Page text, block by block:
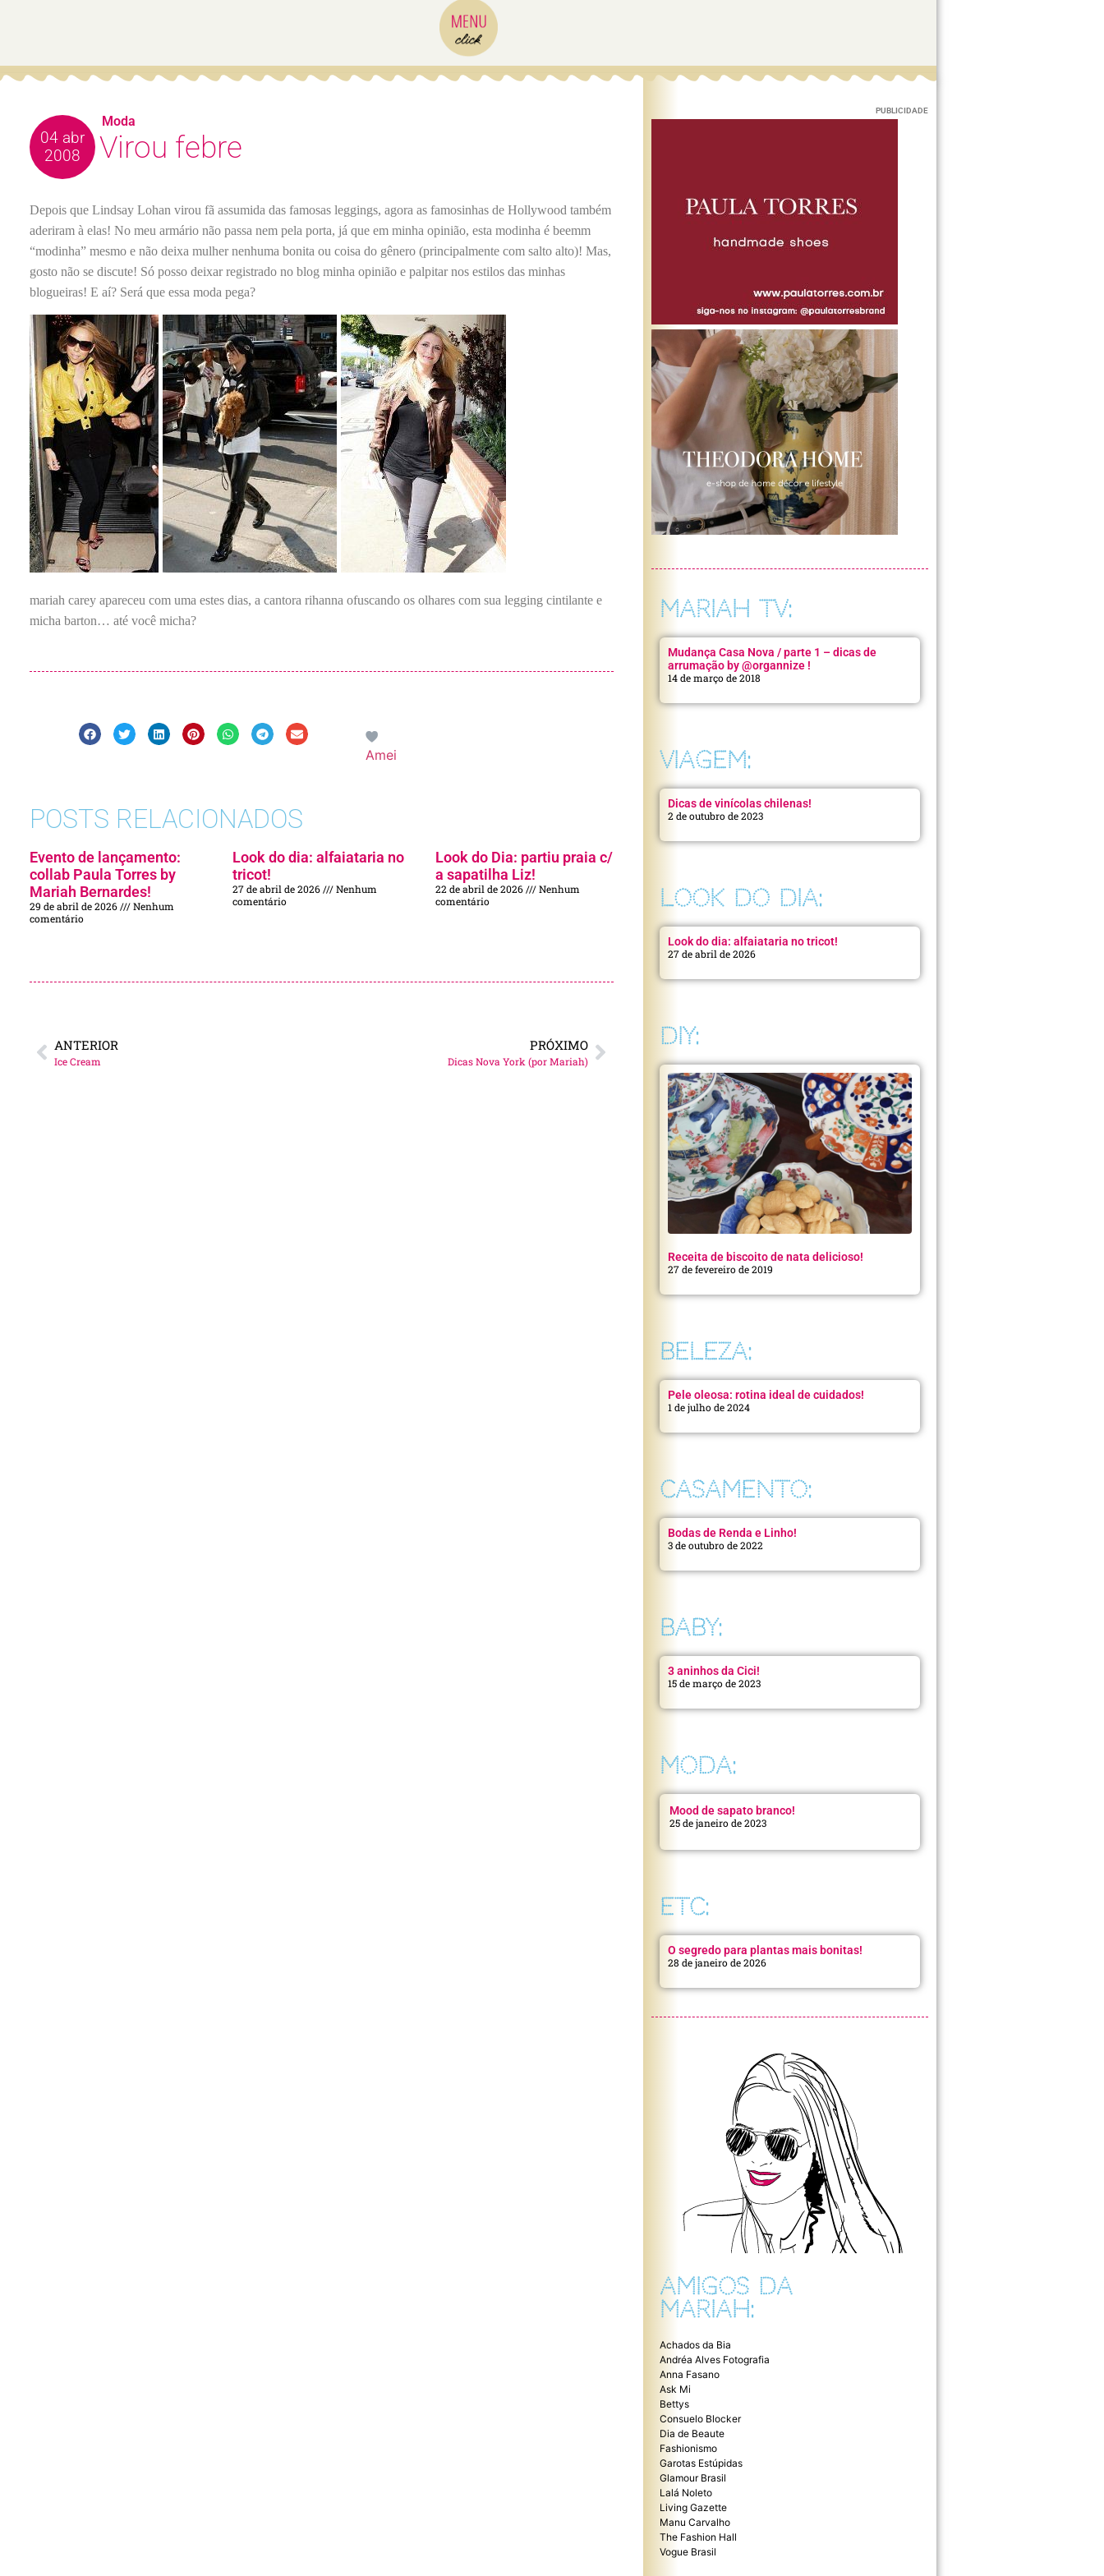
04 abr
2008
Virou febre
Depois que Lindsay Lohan virou fã assumida das famosas leggings, agora as famosinhas de Hollywood também
aderiram à elas! No meu armário não passa nem pela porta, já que em minha opinião, esta modinha é beemm
“modinha” mesmo e não deixa mulher nenhuma bonita ou coisa do gênero (principalmente com salto alto)! Mas,
gosto não se discute! Só posso deixar registrado no blog minha opinião e palpitar nos estilos das minhas
blogueiras! E aí? Será que essa moda pega?
mariah carey apareceu com uma estes dias, a cantora rihanna ofuscando os olhares com sua legging cintilante e
micha barton… até você micha?
Amei
POSTS RELACIONADOS
Evento de lançamento:
collab Paula Torres by
Mariah Bernardes!
29 de abril de 2026
Nenhum
comentário
Look do dia: alfaiataria no
tricot!
27 de abril de 2026
Nenhum
comentário
Look do Dia: partiu praia c/
a sapatilha Liz!
22 de abril de 2026
Nenhum
comentário
ANTERIOR
Ice Cream
PRÓXIMO
Dicas Nova York (por Mariah)
Moda
PUBLICIDADE
MARIAH TV:
Mudança Casa Nova / parte 1 – dicas de
arrumação by @organnize !
14 de março de 2018
VIAGEM:
Dicas de vinícolas chilenas!
2 de outubro de 2023
LOOK DO DIA:
Look do dia: alfaiataria no tricot!
27 de abril de 2026
DIY:
Receita de biscoito de nata delicioso!
27 de fevereiro de 2019
BELEZA:
Pele oleosa: rotina ideal de cuidados!
1 de julho de 2024
CASAMENTO:
Bodas de Renda e Linho!
3 de outubro de 2022
BABY:
3 aninhos da Cici!
15 de março de 2023
MODA:
Mood de sapato branco!
25 de janeiro de 2023
ETC:
O segredo para plantas mais bonitas!
28 de janeiro de 2026
AMIGOS DA
MARIAH:
Achados da Bia
Andréa Alves Fotografia
Anna Fasano
Ask Mi
Bettys
Consuelo Blocker
Dia de Beaute
Fashionismo
Garotas Estúpidas
Glamour Brasil
Lalá Noleto
Living Gazette
Manu Carvalho
The Fashion Hall
Vogue Brasil